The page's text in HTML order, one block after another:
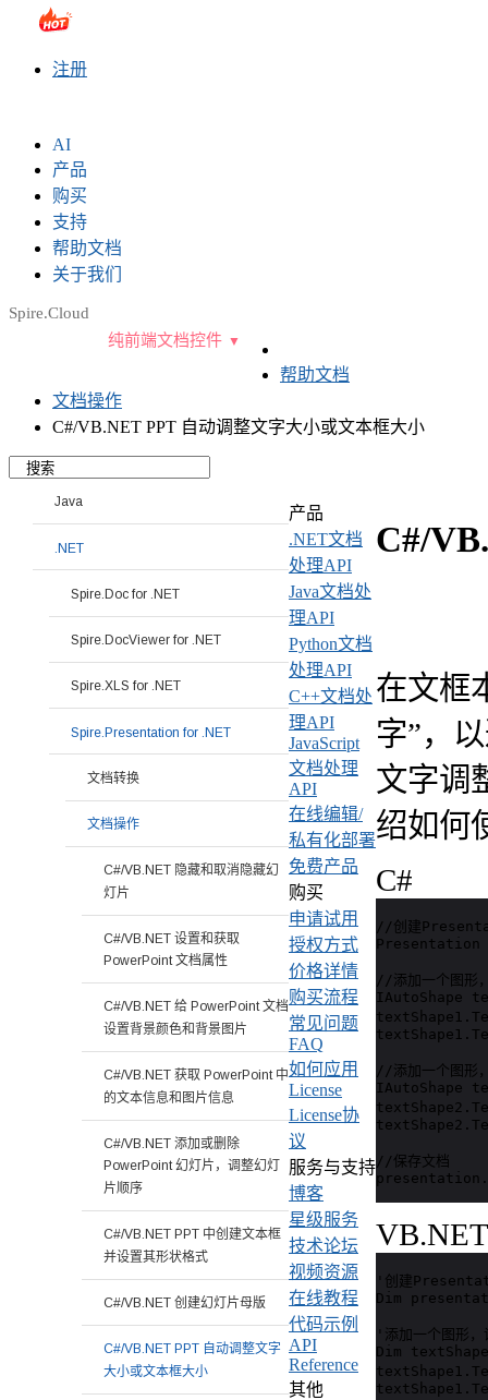
sales@e-iceblue.com
注册
AI
产品
购买
支持
帮助文档
关于我们
Spire.Cloud
纯前端文档控件
帮助文档
文档操作
C#/VB.NET PPT 自动调整文字大小或文本框大小
C#/
在文框
字”，
文字调
绍如何
C#
//创建
//添加一个图形
IAutoShape
//添加一个图形
IAutoShape
//保存文档
VB.NET
'创建
Dim
'添加一个图形
Dim
Java
.NET
Spire.Doc for .NET
Spire.DocViewer for .NET
Spire.XLS for .NET
Spire.Presentation for .NET
文档转换
文档操作
C#/VB.NET 隐藏和取消隐藏幻
灯片
C#/VB.NET 设置和获取
PowerPoint 文档属性
C#/VB.NET 给 PowerPoint 文档
设置背景颜色和背景图片
C#/VB.NET 获取 PowerPoint 中
的文本信息和图片信息
C#/VB.NET 添加或删除
PowerPoint 幻灯片，调整幻灯
片顺序
C#/VB.NET PPT 中创建文本框
并设置其形状格式
C#/VB.NET 创建幻灯片母版
C#/VB.NET PPT 自动调整文字
大小或文本框大小
产品
.NET文档
处理API
Java文档处
理API
Python文档
处理API
C++文档处
理API
JavaScript
文档处理
API
在线编辑/
私有化部署
免费产品
购买
申请试用
授权方式
价格详情
购买流程
常见问题
FAQ
如何应用
License
License协
议
服务与支持
博客
星级服务
技术论坛
视频资源
在线教程
代码示例
API
Reference
其他